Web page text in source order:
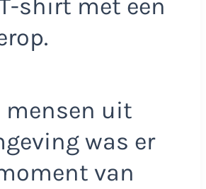
shirt met een
mensen uit
was er
van